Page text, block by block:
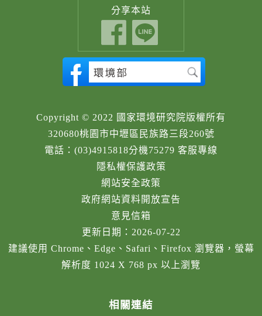
分享本站
Copyright © 2022 國家環境研究院版權所有
320680桃園市中壢區民族路三段260號
電話：(03)4915818分機75279 客服專線
隱私權保護政策
網站安全政策
政府網站資料開放宣告
意見信箱
更新日期：2026-07-22
建議使用 Chrome、Edge、Safari、Firefox 瀏覽器，螢幕
解析度 1024 X 768 px 以上瀏覽
相關連結